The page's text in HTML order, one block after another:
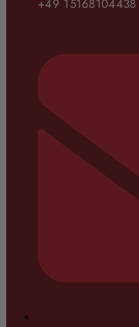
+49 15168104438